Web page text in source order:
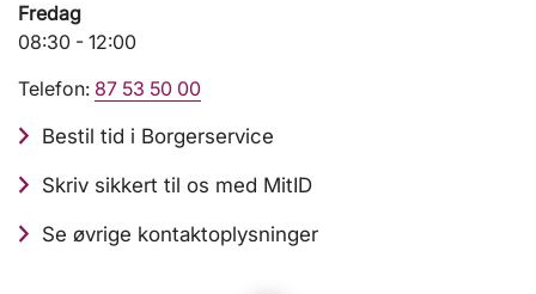
Fredag
08:30 - 12:00
Telefon: 87 53 50 00
Bestil tid i Borgerservice
Skriv sikkert til os med MitID
Se øvrige kontaktoplysninger